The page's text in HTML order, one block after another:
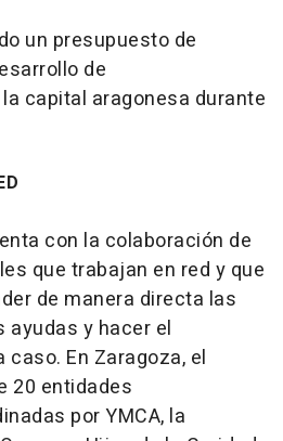
un presupuesto de
de
capital aragonesa durante
con la colaboración de
que trabajan en red y que
de manera directa las
y hacer el
En Zaragoza, el
20 entidades
por YMCA, la